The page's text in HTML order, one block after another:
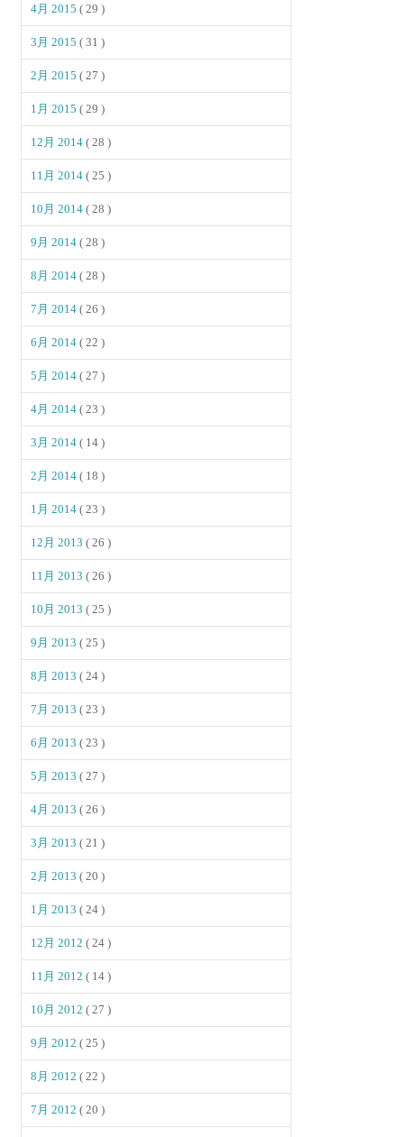
4月 2015( 29 )
3月 2015( 31 )
2月 2015( 27 )
1月 2015( 29 )
12月 2014( 28 )
11月 2014( 25 )
10月 2014( 28 )
9月 2014( 28 )
8月 2014( 28 )
7月 2014( 26 )
6月 2014( 22 )
5月 2014( 27 )
4月 2014( 23 )
3月 2014( 14 )
2月 2014( 18 )
1月 2014( 23 )
12月 2013( 26 )
11月 2013( 26 )
10月 2013( 25 )
9月 2013( 25 )
8月 2013( 24 )
7月 2013( 23 )
6月 2013( 23 )
5月 2013( 27 )
4月 2013( 26 )
3月 2013( 21 )
2月 2013( 20 )
1月 2013( 24 )
12月 2012( 24 )
11月 2012( 14 )
10月 2012( 27 )
9月 2012( 25 )
8月 2012( 22 )
7月 2012( 20 )